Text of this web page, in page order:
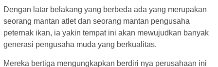
Dengan latar belakang yang berbeda ada yang merupakan
seorang mantan atlet dan seorang mantan pengusaha
peternak ikan, ia yakin tempat ini akan mewujudkan banyak
generasi pengusaha muda yang berkualitas.
Mereka bertiga mengungkapkan berdiri nya perusahaan ini